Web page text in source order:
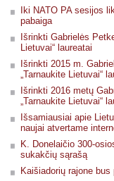
Iki NATO PA sesijos
pabaiga
Išrinkti Gabrielės
Lietuvai“ laureatai
Išrinkti 2015 m.
„Tarnaukite Lietuvai“
Išrinkti 2016 metų
„Tarnaukite Lietuvai“
Išsamiausiai apie
naujai atvertame
K. Donelaičio 300-
sukakčių sąrašą
Kaišiadorių rajone